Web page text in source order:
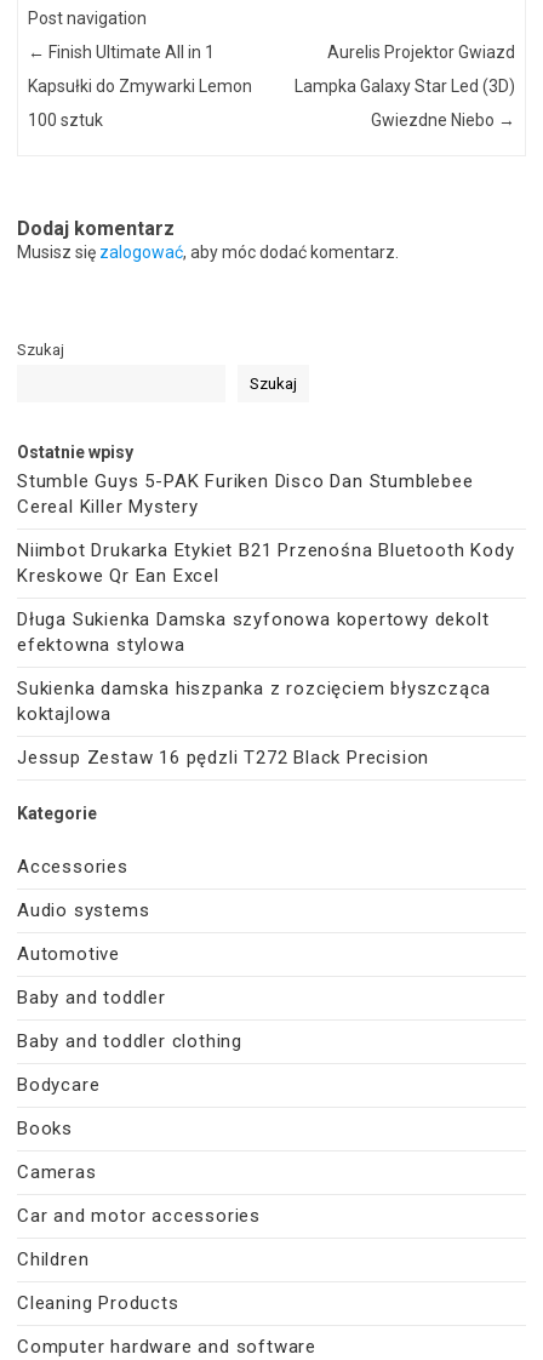
Post navigation
← Finish Ultimate All in 1
Kapsułki do Zmywarki Lemon
100 sztuk
Aurelis Projektor Gwiazd
Lampka Galaxy Star Led (3D)
Gwiezdne Niebo →
Dodaj komentarz
Musisz się zalogować, aby móc dodać komentarz.
Szukaj
Szukaj
Ostatnie wpisy
Stumble Guys 5-PAK Furiken Disco Dan Stumblebee
Cereal Killer Mystery
Niimbot Drukarka Etykiet B21 Przenośna Bluetooth Kody
Kreskowe Qr Ean Excel
Długa Sukienka Damska szyfonowa kopertowy dekolt
efektowna stylowa
Sukienka damska hiszpanka z rozcięciem błyszcząca
koktajlowa
Jessup Zestaw 16 pędzli T272 Black Precision
Kategorie
Accessories
Audio systems
Automotive
Baby and toddler
Baby and toddler clothing
Bodycare
Books
Cameras
Car and motor accessories
Children
Cleaning Products
Computer hardware and software